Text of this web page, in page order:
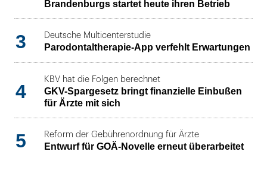
Brandenburgs startet heute ihren Betrieb
3 Deutsche Multicenterstudie
Parodontaltherapie-App verfehlt Erwartungen
4
KBV hat die Folgen berechnet
GKV-Spargesetz bringt finanzielle Einbußen
für Ärzte mit sich
5 Reform der Gebührenordnung für Ärzte
Entwurf für GOÄ-Novelle erneut überarbeitet